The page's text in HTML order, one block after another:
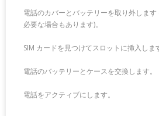
電話のカバーとバッテリーを取り外します
必要な場合もあります)。
SIM カードを見つけてスロットに挿入しま
電話のバッテリーとケースを交換します。
電話をアクティブにします。